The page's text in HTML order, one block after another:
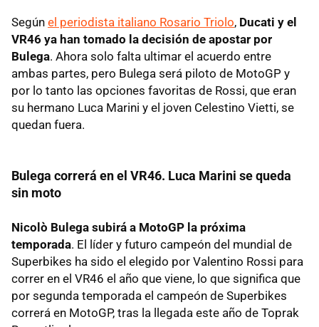
Según el periodista italiano Rosario Triolo, Ducati y el
VR46 ya han tomado la decisión de apostar por
Bulega. Ahora solo falta ultimar el acuerdo entre
ambas partes, pero Bulega será piloto de MotoGP y
por lo tanto las opciones favoritas de Rossi, que eran
su hermano Luca Marini y el joven Celestino Vietti, se
quedan fuera.
Bulega correrá en el VR46. Luca Marini se queda
sin moto
Nicolò Bulega subirá a MotoGP la próxima
temporada. El líder y futuro campeón del mundial de
Superbikes ha sido el elegido por Valentino Rossi para
correr en el VR46 el año que viene, lo que significa que
por segunda temporada el campeón de Superbikes
correrá en MotoGP, tras la llegada este año de Toprak